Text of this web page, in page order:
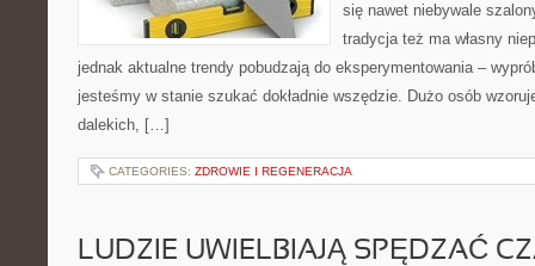
się nawet niebywale
tradycja też ma własny
jednak aktualne trendy pobudzają do eksperymentowania –
jesteśmy w stanie szukać dokładnie wszędzie. Dużo osób
dalekich, […]
CATEGORIES: ZDROWIE I REGENERACJA
LUDZIE UWIELBIAJĄ SPĘDZAĆ